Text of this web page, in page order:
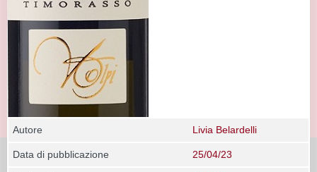
Autore Livia Belardelli
Data di pubblicazione 25/04/23